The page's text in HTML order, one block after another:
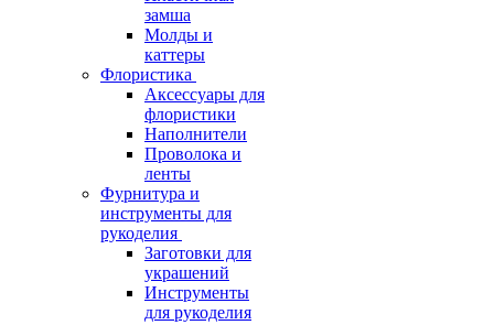
замша
Молды и
каттеры
Флористика
Аксессуары для
флористики
Наполнители
Проволока и
ленты
Фурнитура и
инструменты для
рукоделия
Заготовки для
украшений
Инструменты
для рукоделия